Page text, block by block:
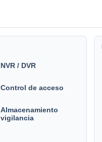
NVR / DVR
Control de acceso
Almacenamiento
vigilancia